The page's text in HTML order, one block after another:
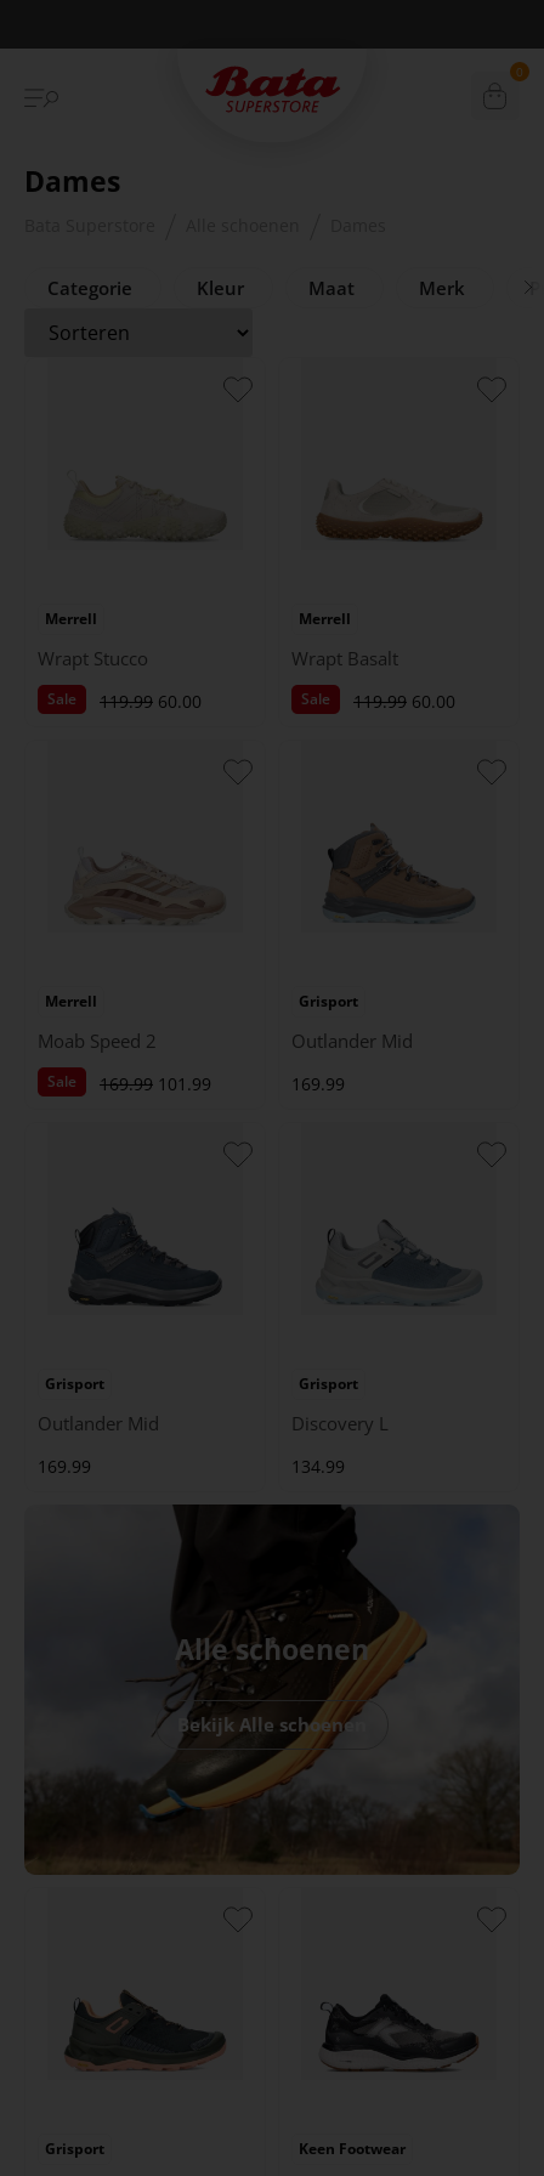
Betaal achteraf met Klarna 0
Dames
Categorie Kleur Maat Merk
Merrell
Wrapt Stucco
Sale 119.99 60.00
Merrell
Wrapt Basalt
Sale 119.99 60.00
Merrell
Moab Speed 2
Sale 169.99 101.99
Grisport
Outlander Mid
169.99
Grisport
Outlander Mid
169.99
Grisport
Discovery L
134.99
Alle schoenen
Bekijk Alle schoenen
Grisport Keen Footwear